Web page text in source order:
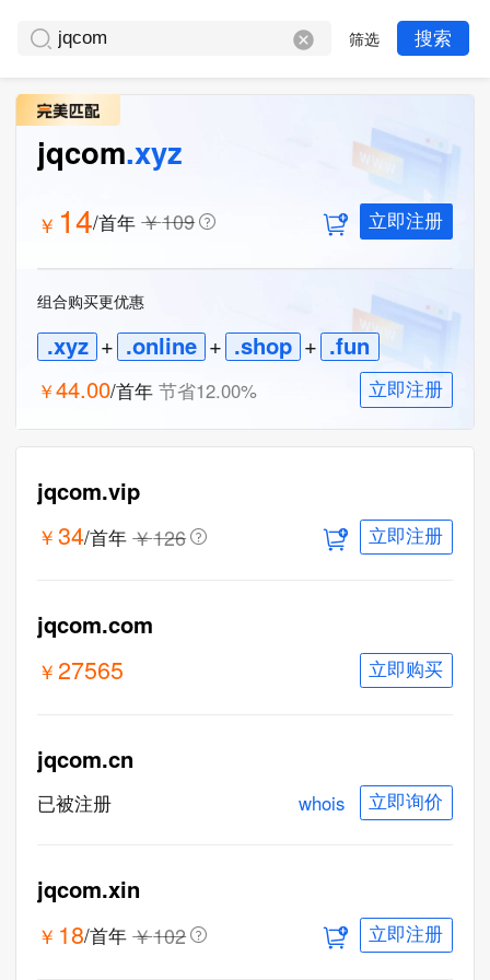
筛选 搜索
jqcom.xyz
￥ 14/首年 ￥109 立即注册
组合购买更优惠
.xyz + .online + .shop + .fun
￥44.00/首年 节省12.00% 立即注册
jqcom.vip
￥ 34/首年 ￥126 立即注册
jqcom.com
￥ 27565 立即购买
jqcom.cn
已被注册 whois 立即询价
jqcom.xin
￥ 18/首年 ￥102 立即注册